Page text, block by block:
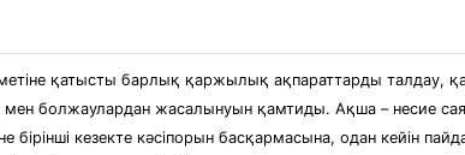
қатысты барлық қаржылық ақпараттарды талдау,
мен болжаулардан жасалынуын қамтиды. Ақша – несие
кезекте кәсіпорын басқармасына, одан кейін